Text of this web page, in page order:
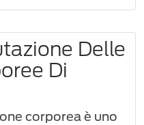
Delle
Di
corporea è uno